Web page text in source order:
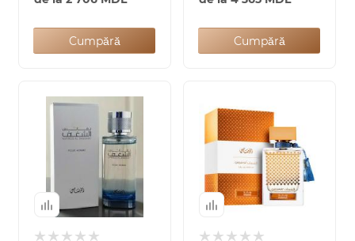
Cumpără Cumpără